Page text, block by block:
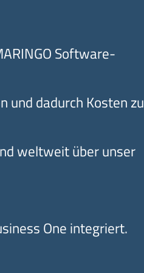
Software-
und dadurch Kosten zu
weltweit über unser
One integriert.